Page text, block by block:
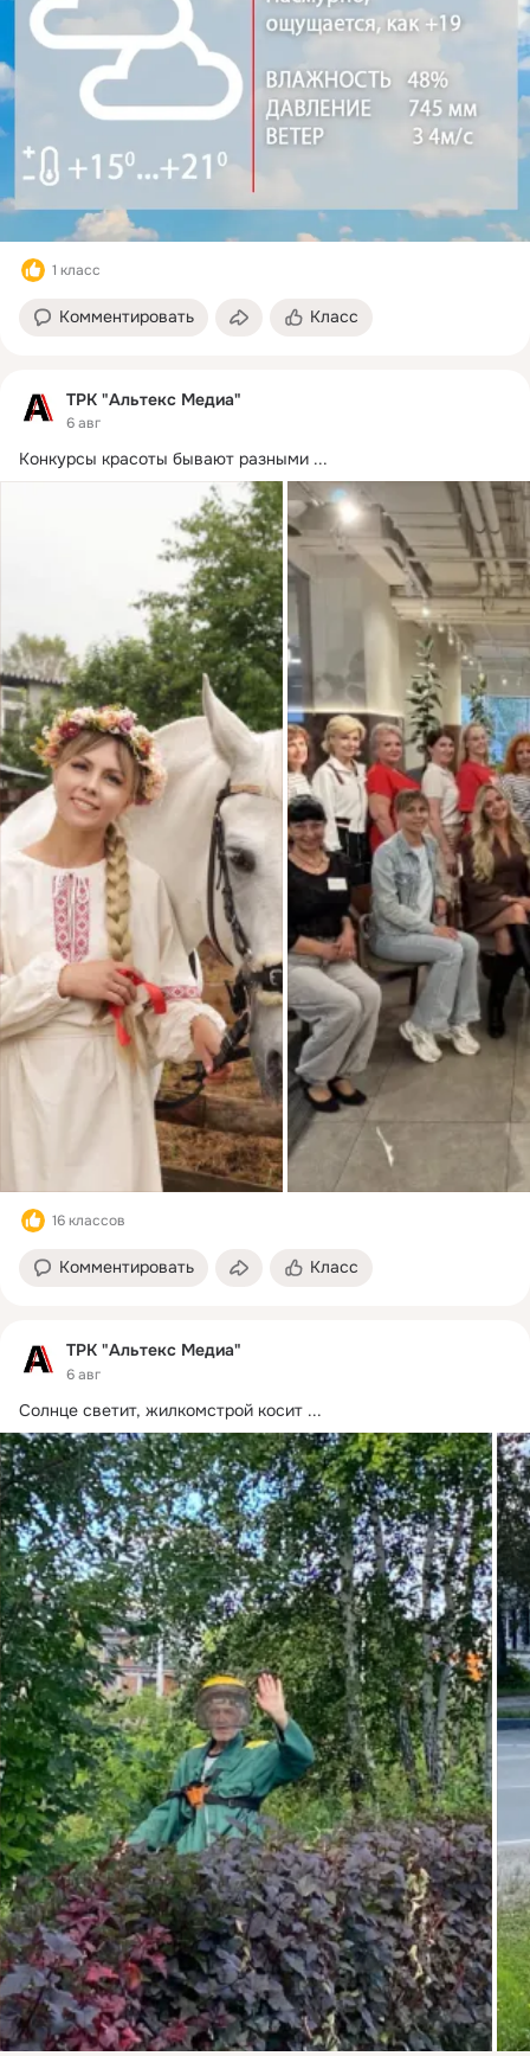
1 класс
Комментировать Класс
ТРК "Альтекс Медиа"
6 авг
Конкурсы красоты бывают разными ...
16 классов
Комментировать Класс
ТРК "Альтекс Медиа"
6 авг
Солнце светит, жилкомстрой косит ...